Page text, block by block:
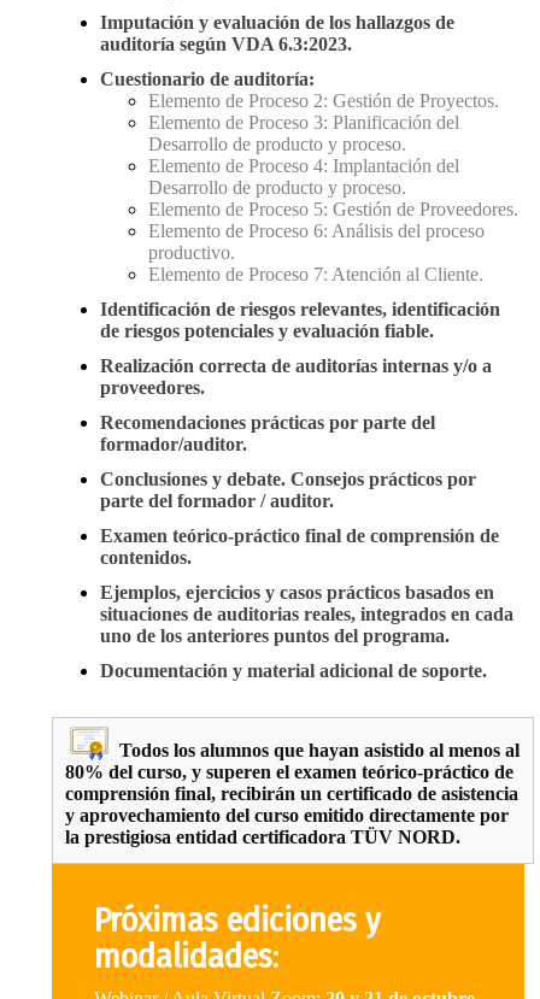
Imputación y evaluación de los hallazgos de
auditoría según VDA 6.3:2023.
Cuestionario de auditoría:
Elemento de Proceso 2: Gestión de Proyectos.
Elemento de Proceso 3: Planificación del
Desarrollo de producto y proceso.
Elemento de Proceso 4: Implantación del
Desarrollo de producto y proceso.
Elemento de Proceso 5: Gestión de Proveedores.
Elemento de Proceso 6: Análisis del proceso
productivo.
Elemento de Proceso 7: Atención al Cliente.
Identificación de riesgos relevantes, identificación
de riesgos potenciales y evaluación fiable.
Realización correcta de auditorías internas y/o a
proveedores.
Recomendaciones prácticas por parte del
formador/auditor.
Conclusiones y debate. Consejos prácticos por
parte del formador / auditor.
Examen teórico-práctico final de comprensión de
contenidos.
Ejemplos, ejercicios y casos prácticos basados en
situaciones de auditorias reales, integrados en cada
uno de los anteriores puntos del programa.
Documentación y material adicional de soporte.
Todos los alumnos que hayan asistido al menos al
80% del curso, y superen el examen teórico-práctico de
comprensión final, recibirán un certificado de asistencia
y aprovechamiento del curso emitido directamente por
la prestigiosa entidad certificadora TÜV NORD.
Próximas ediciones y
modalidades: